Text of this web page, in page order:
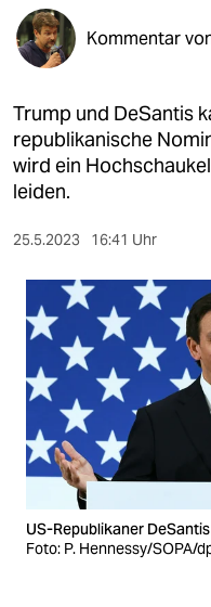
öko
gesellschaft
kultur
sport
wahrheit
verlag
verlag
veranstaltungen
shop
fragen & hilfe
unterstützen
Kommentar
Trump und DeSantis
republikanische
wird ein
leiden.
25.5.2023 16:41 Uhr
US-Republikaner
Foto: P. Hennessy/SOPA/